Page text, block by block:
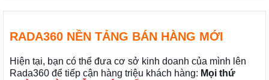
RADA360 NỀN TẢNG BÁN HÀNG MỚI
Hiện tại, bạn có thể đưa cơ sở kinh doanh của mình lên
Rada360 để tiếp cận hàng triệu khách hàng: Mọi thứ